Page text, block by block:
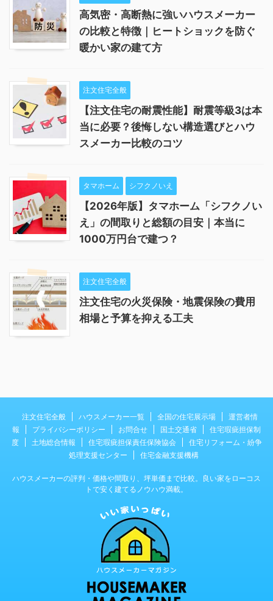
高気密・高断熱に強いハウスメーカー
の比較と特徴｜ヒートショックを防ぐ
暖かい家の建て方
注文住宅全般
【注文住宅の耐震性能】耐震等級3は本
当に必要？後悔しない構造選びとハウ
スメーカー比較のコツ
タマホーム シフクノいえ
【2026年版】タマホーム「シフクノい
え」の間取りと総額の目安｜本当に
1000万円台で建つ？
注文住宅全般
注文住宅の火災保険・地震保険の費用
相場と予算を抑える工夫
注文住宅全般 ハウスメーカー一覧 全国の住宅展示場
運営者情
報
プライバシーポリシー お問合せ 国土交通省
住宅瑕疵担保制
度
土地総合情報 住宅瑕疵担保責任保険協会
住宅リフォーム・紛争
処理支援センター
住宅金融支援機構
ハウスメーカーの評判・価格や間取り、坪単価まで比較。良い家をローコス
トで安く建てるノウハウ満載。